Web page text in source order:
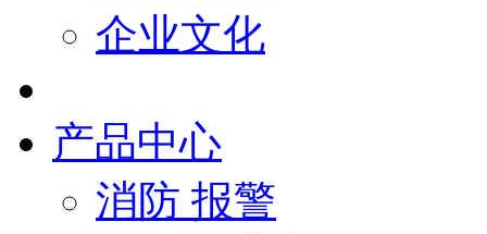
企业文化
产品中心
消防 报警